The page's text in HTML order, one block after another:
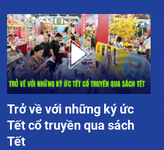
Trở về với những ký ức
Tết cổ truyền qua sách
Tết